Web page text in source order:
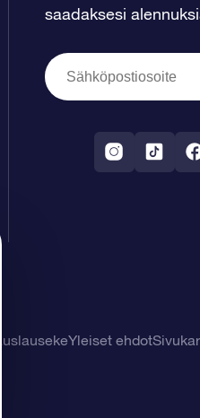
saadaksesi
Yleiset ehdot